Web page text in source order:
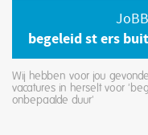
begeleid st ers
Wij hebben voor jou
vacatures in herselt voor
onbepaalde duur'